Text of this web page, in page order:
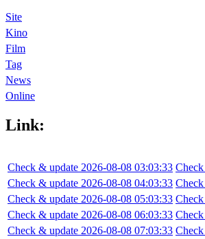
Site
Kino
Film
Tag
News
Online
Link:
Check & update 2026-08-08 03:03:33
Check & update 2026-08-08 04:03:33
Check & update 2026-08-08 05:03:33
Check & update 2026-08-08 06:03:33
Check & update 2026-08-08 07:03:33